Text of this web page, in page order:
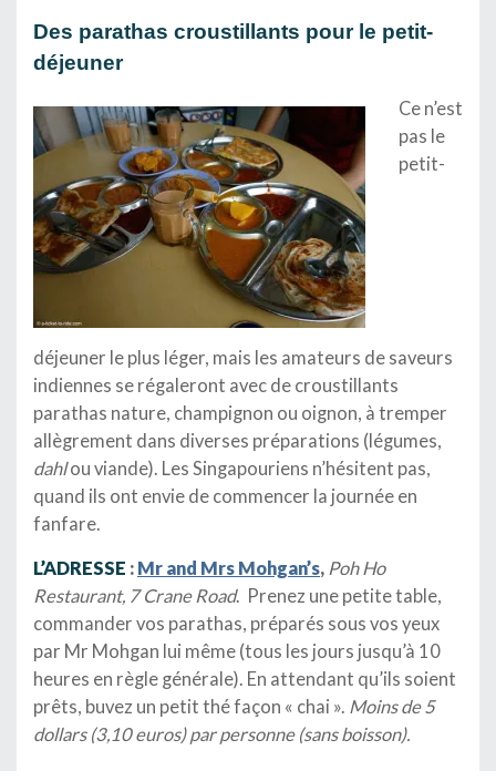
Des parathas croustillants pour le petit-
déjeuner
Ce n’est
pas le
petit-
déjeuner le plus léger, mais les amateurs de saveurs
indiennes se régaleront avec de croustillants
parathas nature, champignon ou oignon, à tremper
allègrement dans diverses préparations (légumes,
dahlou viande). Les Singapouriens n’hésitent pas,
quand ils ont envie de commencer la journée en
fanfare.
L’ADRESSE : Mr and Mrs Mohgan’s, Poh Ho
Restaurant, 7 Crane Road. Prenez une petite table,
commander vos parathas, préparés sous vos yeux
par Mr Mohgan lui même (tous les jours jusqu’à 10
heures en règle générale). En attendant qu’ils soient
prêts, buvez un petit thé façon « chai ». Moins de 5
dollars (3,10 euros) par personne (sans boisson).